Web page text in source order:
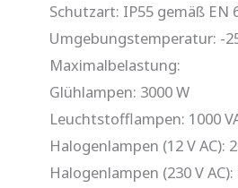
Schutzart: IP55 gemäß EN
Umgebungstemperatur: -25
Maximalbelastung:
Glühlampen: 3000 W
Leuchtstofflampen: 1000
Halogenlampen (12 V AC):
Halogenlampen (230 V AC):